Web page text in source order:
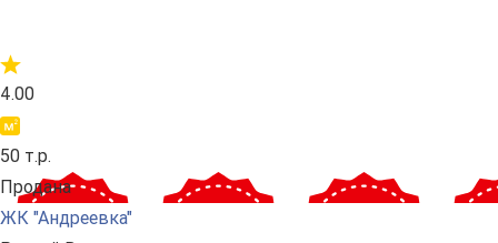
4.00
50 т.р.
Продана
ЖК "Андреевка"